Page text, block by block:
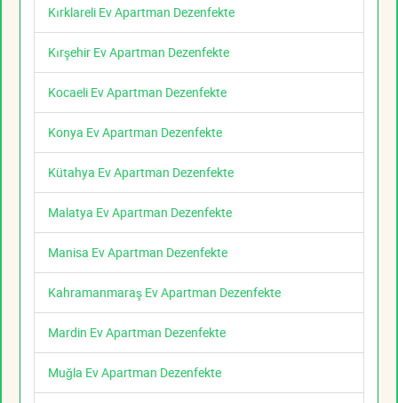
Kırklareli Ev Apartman Dezenfekte
Kırşehir Ev Apartman Dezenfekte
Kocaeli Ev Apartman Dezenfekte
Konya Ev Apartman Dezenfekte
Kütahya Ev Apartman Dezenfekte
Malatya Ev Apartman Dezenfekte
Manisa Ev Apartman Dezenfekte
Kahramanmaraş Ev Apartman Dezenfekte
Mardin Ev Apartman Dezenfekte
Muğla Ev Apartman Dezenfekte